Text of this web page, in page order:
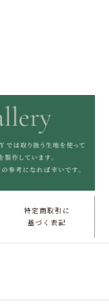
特定商取引に
基づく表記